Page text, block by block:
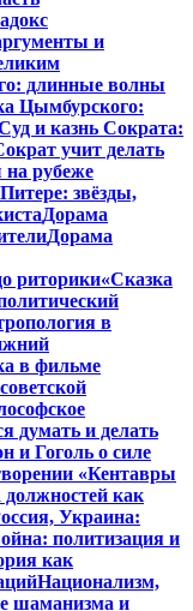
и
длинные волны
Цымбурского:
и казнь Сократа:
учит делать
на рубеже
звёзды,
Дорама
Дорама
риторики«Сказка
в
в фильме
думать и делать
и Гоголь о силе
«Кентавры
как
Украина:
политизация и
как
Национализм,
шаманизма и